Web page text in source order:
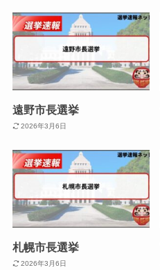
遠野市長選挙
2026年3月6日
札幌市長選挙
2026年3月6日